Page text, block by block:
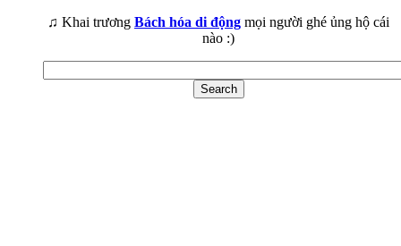
♫ Khai trương Bách hóa di động mọi người ghé ủng hộ cái
nào :)